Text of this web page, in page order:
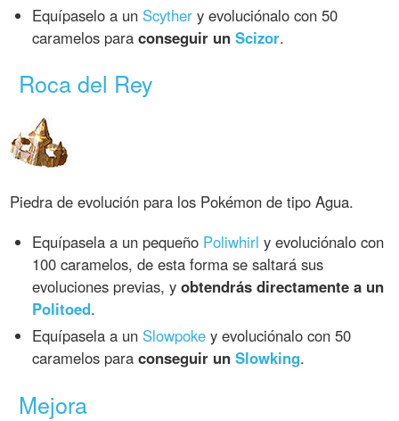
Equípaselo a un Scyther y evoluciónalo con 50
caramelos paraconseguir unScizor.
Roca del Rey
Piedra de evolución para los Pokémon de tipo Agua.
Equípasela a un pequeño Poliwhirl y evoluciónalo con
100 caramelos, de esta forma se saltará sus
evoluciones previas, yobtendrás directamente a un
Politoed.
Equípasela a un Slowpoke y evoluciónalo con 50
caramelos paraconseguir unSlowking.
Mejora